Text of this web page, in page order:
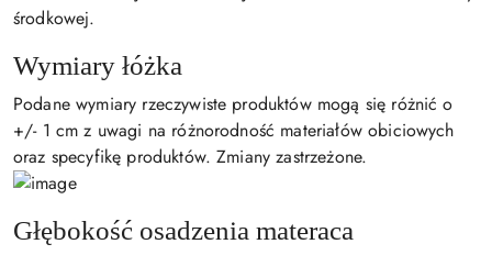
środkowej.
Wymiary łóżka
Podane wymiary rzeczywiste produktów mogą się różnić o
+/- 1 cm z uwagi na różnorodność materiałów obiciowych
oraz specyfikę produktów. Zmiany zastrzeżone.
Głębokość osadzenia materaca